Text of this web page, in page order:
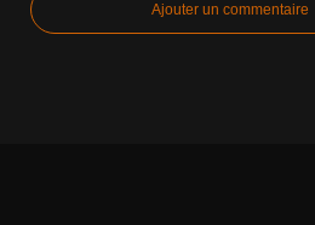
Ajouter un commentaire